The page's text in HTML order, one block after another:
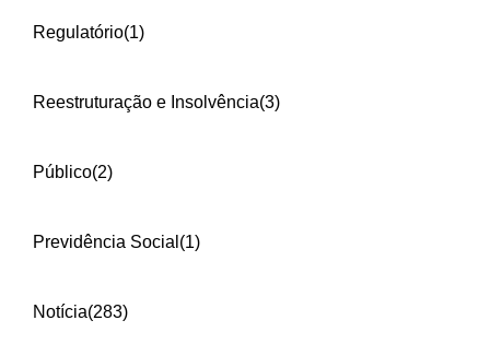
Regulatório(1)
Reestruturação e Insolvência(3)
Público(2)
Previdência Social (1)
Notícia(283)